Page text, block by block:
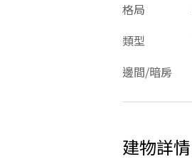
格局
類型
邊間/暗房
建物詳情